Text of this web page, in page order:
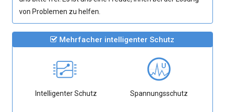
von Problemen zu helfen.
Mehrfacher intelligenter Schutz
Intelligenter Schutz Spannungsschutz